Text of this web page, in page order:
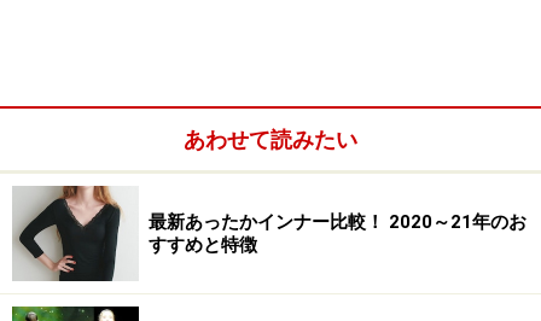
※記事内容は執筆時点のものです。最新の内容をご確認くださ
い。
あわせて読みたい
最新あったかインナー比較！ 2020～21年のお
すすめと特徴